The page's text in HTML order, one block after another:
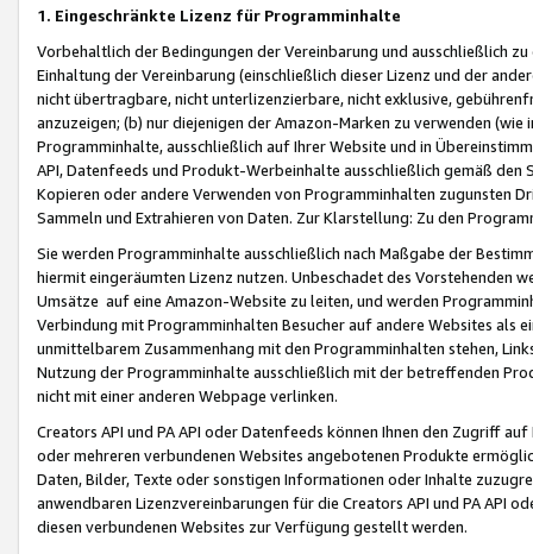
1. Eingeschränkte Lizenz für Programminhalte
Vorbehaltlich der Bedingungen der Vereinbarung und ausschließlich
Einhaltung der Vereinbarung (einschließlich dieser Lizenz und der
nicht übertragbare, nicht unterlizenzierbare, nicht exklusive,
anzuzeigen; (b) nur diejenigen der Amazon-Marken zu verwenden
Programminhalte, ausschließlich auf Ihrer Website und in
API, Datenfeeds und Produkt-Werbeinhalte ausschließlich gemäß
Kopieren oder andere Verwenden von Programminhalten zugunsten
Sammeln und Extrahieren von Daten. Zur Klarstellung: Zu den
Sie werden Programminhalte ausschließlich nach Maßgabe der
hiermit eingeräumten Lizenz nutzen. Unbeschadet des Vorstehenden
Umsätze auf eine Amazon-Website zu leiten, und werden
Verbindung mit Programminhalten Besucher auf andere Websites als
unmittelbarem Zusammenhang mit den Programminhalten stehen,
Nutzung der Programminhalte ausschließlich mit der betreffenden
nicht mit einer anderen Webpage verlinken.
Creators API und PA API oder Datenfeeds können Ihnen den Zugriff
oder mehreren verbundenen Websites angebotenen Produkte
Daten, Bilder, Texte oder sonstigen Informationen oder Inhalte
anwendbaren Lizenzvereinbarungen für die Creators API und PA API
diesen verbundenen Websites zur Verfügung gestellt werden.